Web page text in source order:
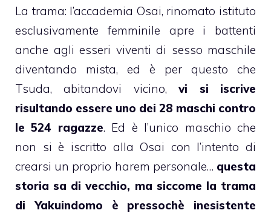
La trama: l’accademia Osai, rinomato istituto
esclusivamente femminile apre i battenti
anche agli esseri viventi di sesso maschile
diventando mista, ed è per questo che
Tsuda, abitandovi vicino,vi si iscrive
risultando essere uno dei 28 maschi contro
le 524 ragazze. Ed è l’unico maschio che
non si è iscritto alla Osai con l’intento di
crearsi un proprio harem personale… questa
storia sa di vecchio, ma siccome la trama
di Yakuindomo è pressochè inesistente